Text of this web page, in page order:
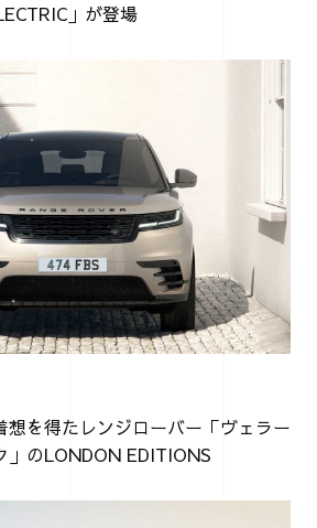
」が登場
想を得たレンジローバー「ヴェラー
」のLONDON EDITIONS